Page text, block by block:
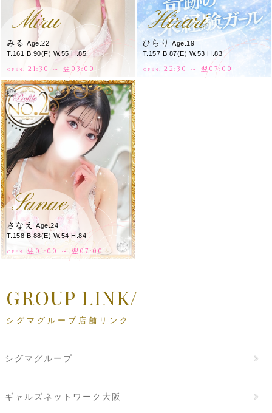
Miru
みる Age.22
T.161 B.90(F) W.55 H.85
OPEN. 21:30 ～ 翌03:00
Hirari
ひらり
Age.19
T.157 B.87(E) W.53 H.83
OPEN. 22:30 ～ 翌07:00
Sanae
さなえ
Age.24
T.158 B.88(E) W.54 H.84
OPEN. 翌01:00 ～ 翌07:00
GROUP LINK/
シグマグループ店舗リンク
シグマグループ
ギャルズネットワーク大阪